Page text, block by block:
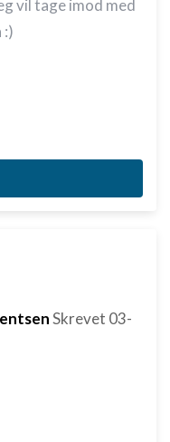
vil tage imod med
:)
Skrevet 03-